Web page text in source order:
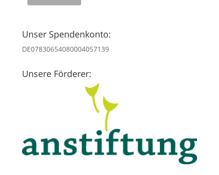
Unser Spendenkonto:
DE07830654080004057139
Unsere Förderer: